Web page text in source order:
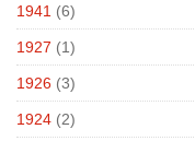
1941 (6)
1927 (1)
1926 (3)
1924 (2)